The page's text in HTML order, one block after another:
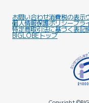
お問い合わせ消費税の表示
個人情報保護ポリシープラ
特定商取引法に基づく表記
BIGLOBEトップ